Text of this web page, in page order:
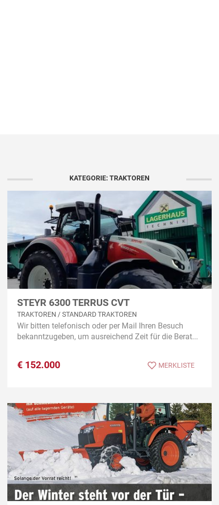
KATEGORIE: TRAKTOREN
STEYR 6300 TERRUS CVT
TRAKTOREN / STANDARD TRAKTOREN
Wir bitten telefonisch oder per Mail Ihren Besuch
bekanntzugeben, um ausreichend Zeit für die Berat...
€ 152.000 MERKLISTE